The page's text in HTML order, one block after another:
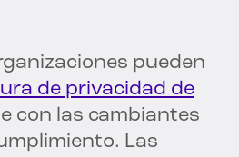
pueden
de privacidad de
con las cambiantes
Las